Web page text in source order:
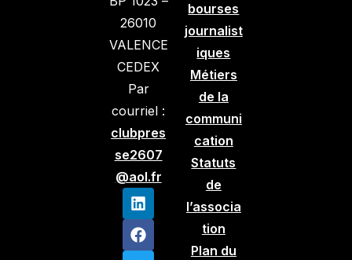
26010
VALENCE
CEDEX
Par
courriel :
clubpres
se2607
@aol.fr
bourses
journalist
iques
Métiers
de la
communi
cation
Statuts
de
l’associa
tion
Plan du